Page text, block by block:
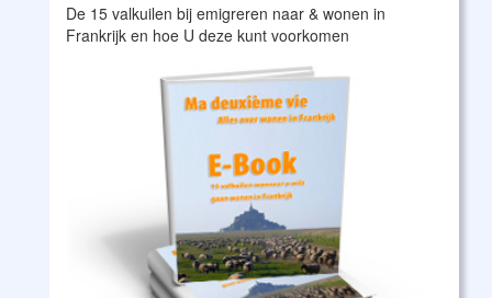
De 15 valkuilen bij emigreren naar & wonen in
Frankrijk en hoe U deze kunt voorkomen